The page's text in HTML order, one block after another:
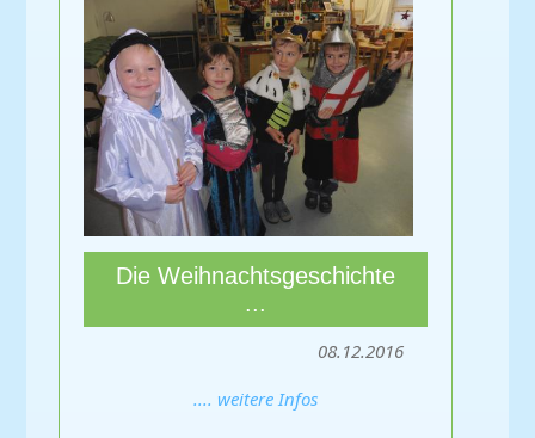
Die Weihnachtsgeschichte
...
08.12.2016
.... weitere Infos